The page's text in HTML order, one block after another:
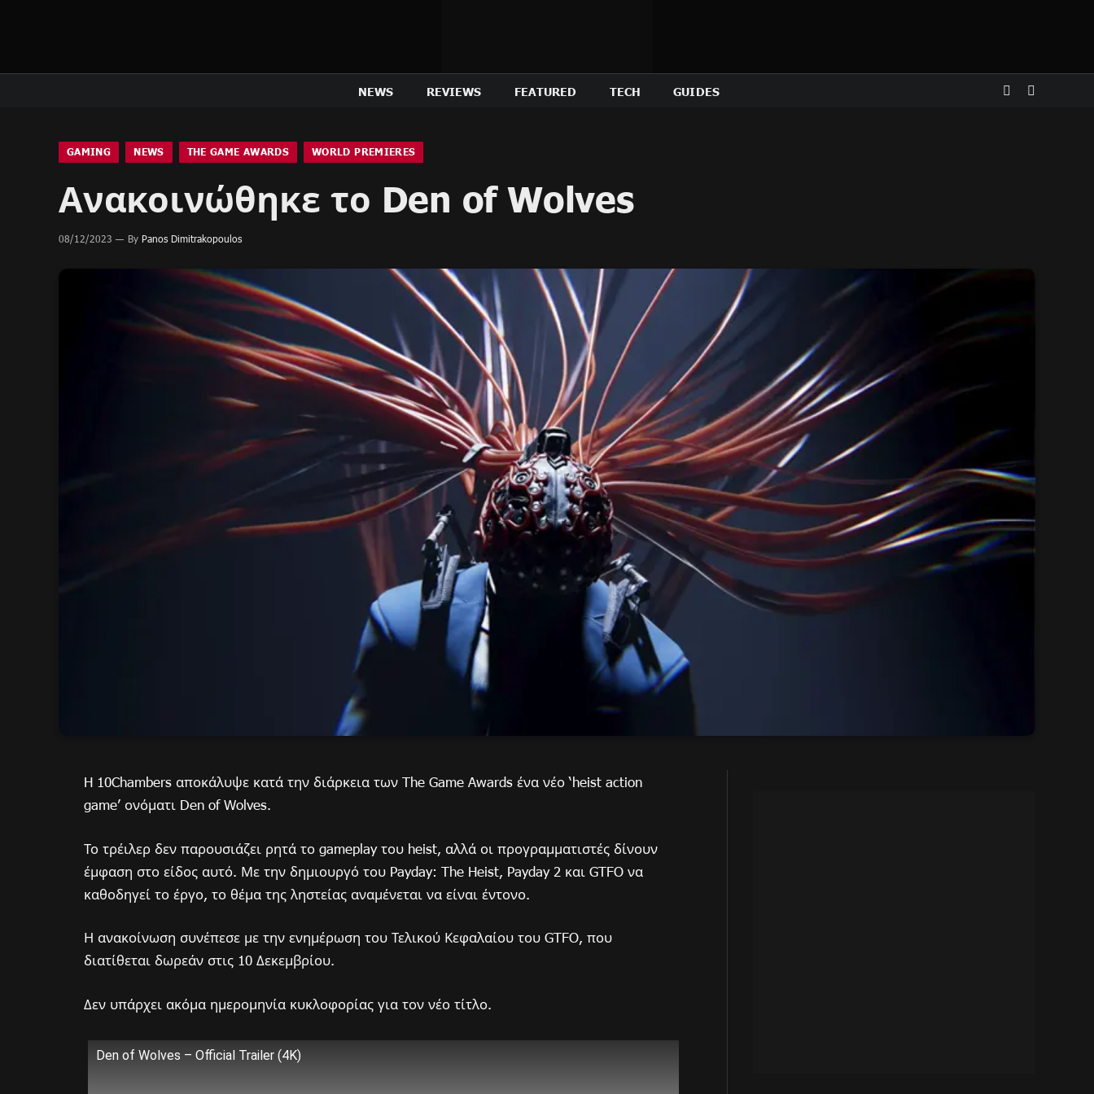
NEWS REVIEWS FEATURED TECH GUIDES
GAMING NEWS THE GAME AWARDS WORLD PREMIERES
Ανακοινώθηκε το Den of Wolves
08/12/2023 By Panos Dimitrakopoulos
H 10Chambers αποκάλυψε κατά την διάρκεια των The Game Awards ένα νέο ‘heist action
game’ ονόματι Den of Wolves.
Το τρέιλερ δεν παρουσιάζει ρητά το gameplay του heist, αλλά οι προγραμματιστές δίνουν
έμφαση στο είδος αυτό. Με την δημιουργό του Payday: The Heist, Payday 2 και GTFO να
καθοδηγεί το έργο, το θέμα της ληστείας αναμένεται να είναι έντονο.
Η ανακοίνωση συνέπεσε με την ενημέρωση του Τελικού Κεφαλαίου του GTFO, που
διατίθεται δωρεάν στις 10 Δεκεμβρίου.
Δεν υπάρχει ακόμα ημερομηνία κυκλοφορίας για τον νέο τίτλο.
Den of Wolves – Official Trailer (4K)